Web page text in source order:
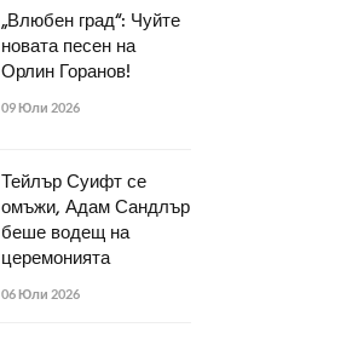
„Влюбен град“: Чуйте
новата песен на
Орлин Горанов!
09 Юли 2026
Тейлър Суифт се
омъжи, Адам Сандлър
беше водещ на
церемонията
06 Юли 2026